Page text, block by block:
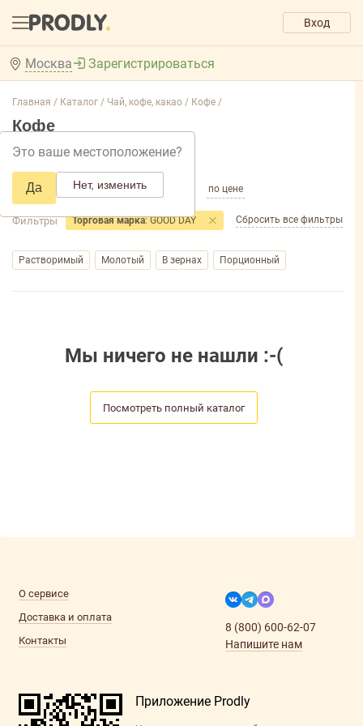
Вход
Москва
Это ваше местоположение?
Да Нет, изменить
Зарегистрироваться
Главная / Каталог / Чай, кофе, какао / Кофе /
Кофе
Добавить фильтр товаров
по популярности по названию по цене
Фильтры Торговая марка: GOOD DAY Сбросить все фильтры
Растворимый Молотый В зернах Порционный
Мы ничего не нашли :-(
Посмотреть полный каталог
О сервисе
Доставка и оплата
Контакты
8 (800) 600-62-07
Напишите нам
Приложение Prodly